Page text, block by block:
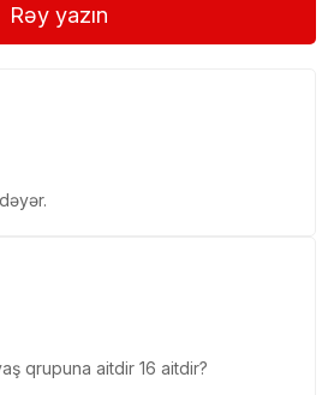
qrupuna aitdir 16 aitdir?
Rəy yazın